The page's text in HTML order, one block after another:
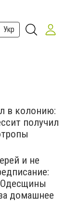
Укр
в колонию:
получил
и не
Одесщины
домашнее